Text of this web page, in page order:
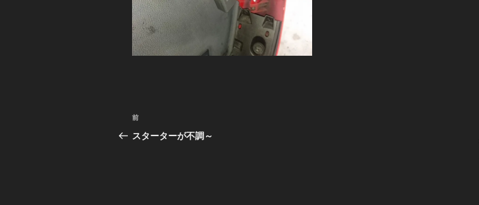
投
稿
前
の
前
スターターが不調～